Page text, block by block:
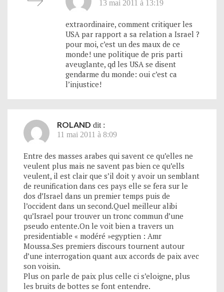
13 mai 2011 à 13:19
extraordinaire, comment critiquer les
USA par rapport a sa relation a Israel ?
pour moi, c’est un des maux de ce
monde! une politique de pris parti
aveuglante, qd les USA se disent
gendarme du monde: oui c’est ca
l’injustice!
ROLAND dit :
11 mai 2011 à 8:09
Entre des masses arabes qui savent ce qu’elles ne
veulent plus mais ne savent pas bien ce qu’ells
veulent, il est clair que s’il doit y avoir un semblant
de reunification dans ces pays elle se fera sur le
dos d’Israel dans un premier temps puis de
l’occident dans un second.Quel meilleur alibi
qu’Israel pour trouver un tronc commun d’une
pseudo entente.On le voit bien a travers un
presidentiable « modéré »egyptien : Amr
Moussa.Ses premiers discours tournent autour
d’une interrogation quant aux accords de paix avec
son voisin.
Plus on parle de paix plus celle ci s’eloigne, plus
les bruits de bottes se font entendre.